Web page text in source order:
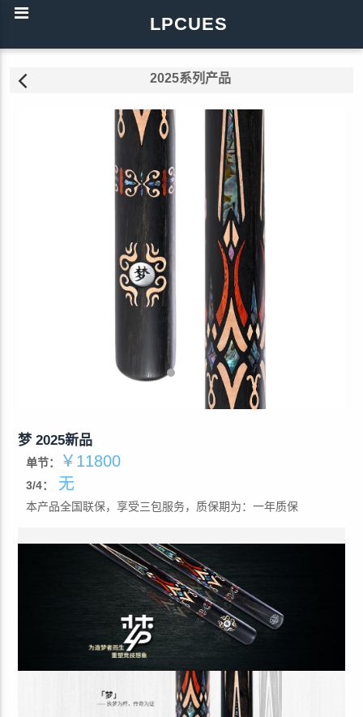
LPCUES
2025系列产品
梦 2025新品
单节： ￥11800
3/4： 无
本产品全国联保，享受三包服务，质保期为：一年质保